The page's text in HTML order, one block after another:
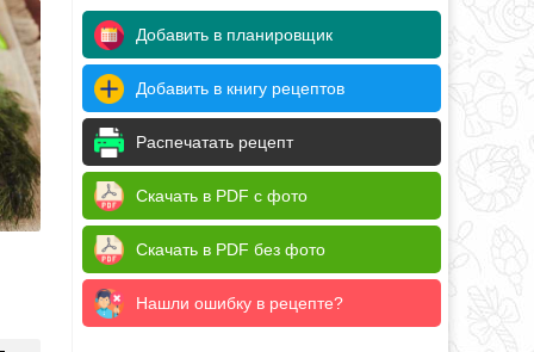
Добавить в планировщик
Добавить в книгу рецептов
Распечатать рецепт
Скачать в PDF с фото
Скачать в PDF без фото
Нашли ошибку в рецепте?